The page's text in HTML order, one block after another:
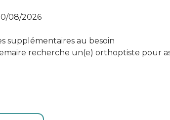
08/2026
supplémentaires au besoin
recherche un(e) orthoptiste pour